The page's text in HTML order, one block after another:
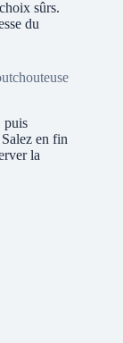
sûrs.
du
puis
en fin
la